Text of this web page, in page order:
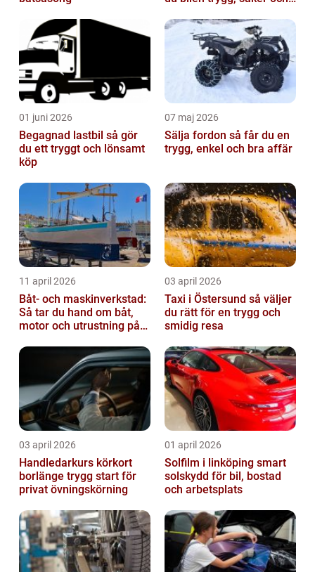
01 juni 2026
Begagnad lastbil så gör
du ett tryggt och lönsamt
köp
07 maj 2026
Sälja fordon så får du en
trygg, enkel och bra affär
11 april 2026
Båt- och maskinverkstad:
Så tar du hand om båt,
motor och utrustning på
03 april 2026
Taxi i Östersund så väljer
du rätt för en trygg och
smidig resa
03 april 2026
Handledarkurs körkort
borlänge trygg start för
privat övningskörning
01 april 2026
Solfilm i linköping smart
solskydd för bil, bostad
och arbetsplats